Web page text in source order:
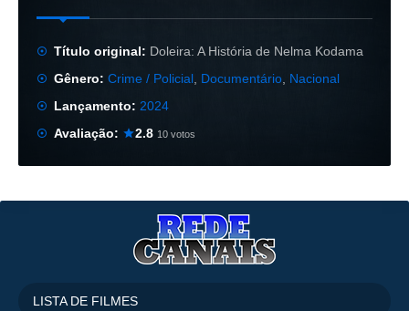
Título original: Doleira: A História de Nelma Kodama
Gênero:Crime / Policial Documentário Nacional
Lançamento: 2024
Avaliação:
2.8 10 votos
LISTA DE FILMES